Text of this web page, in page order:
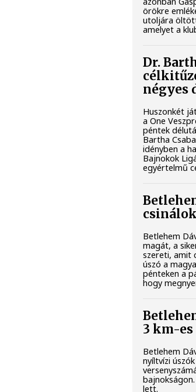
örökre
utoljára
amelyet a
Dr.
négyes
Huszonkét
a One
péntek
Bartha
idényben a
Bajnokok
egyértelmű
Betlehem
magát, a
szereti, amit
úszó a
pénteken a
hogy
3 km-
Betlehem
nyíltvízi
lett.